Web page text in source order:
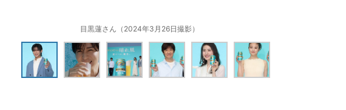
目黒蓮さん（2024年3月26日撮影）